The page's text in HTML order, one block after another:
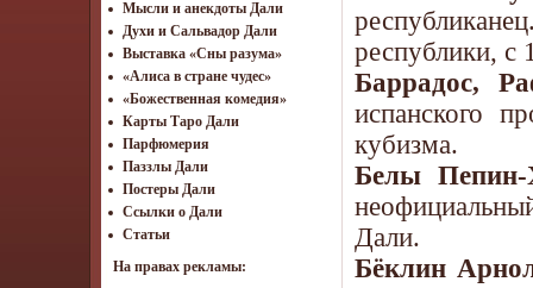
Мысли и анекдоты Дали
Духи и Сальвадор Дали
Выставка «Сны разума»
«Алиса в стране чудес»
«Божественная комедия»
Карты Таро Дали
Парфюмерия
Паззлы Дали
Постеры Дали
Ссылки о Дали
Статьи
На правах рекламы:
республики, с
Баррадос,
испанского
кубизма.
Белы Пепин-
Дали.
Бёклин